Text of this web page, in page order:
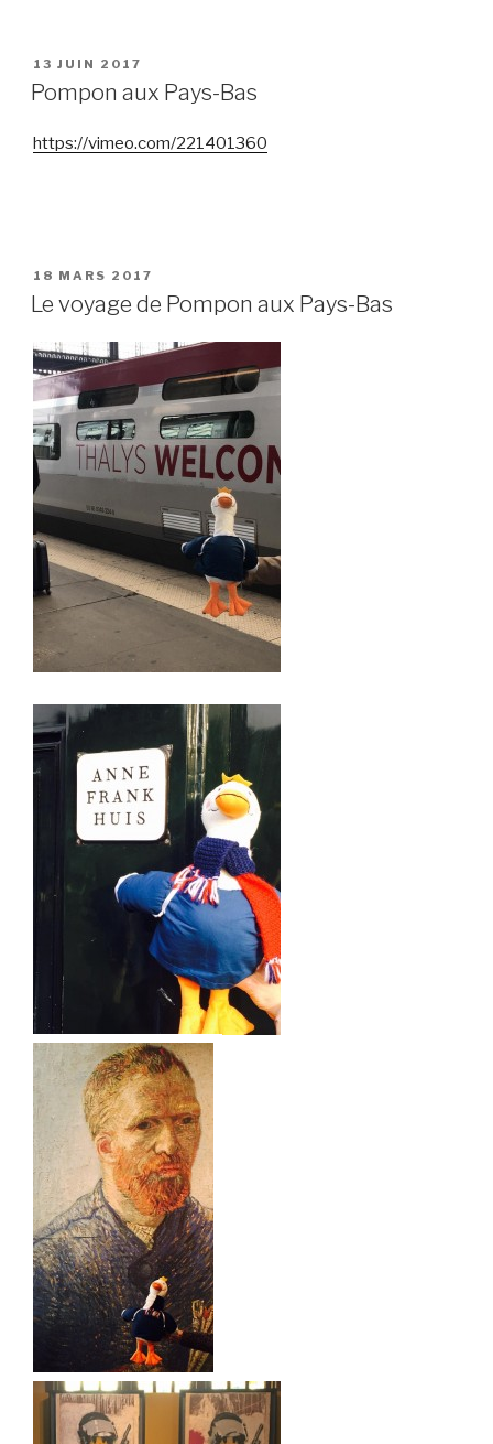
PUBLIÉ
LE
13 JUIN 2017
Pompon aux Pays-Bas
https://vimeo.com/221401360
PUBLIÉ
LE
18 MARS 2017
Le voyage de Pompon aux Pays-Bas